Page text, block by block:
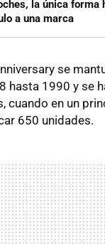
la única forma
a una marca
se
hasta 1990 y se
cuando en un
650 unidades.